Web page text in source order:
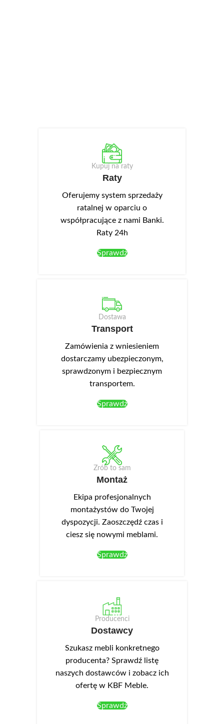
Kupuj na raty
Raty
Oferujemy system sprzedaży
ratalnej w oparciu o
współpracujące z nami Banki.
Raty 24h
Sprawdź
Dostawa
Transport
Zamówienia z wniesieniem
dostarczamy ubezpieczonym,
sprawdzonym i bezpiecznym
transportem.
Sprawdź
Zrób to sam
Montaż
Ekipa profesjonalnych
montażystów do Twojej
dyspozycji. Zaoszczędź czas i
ciesz się nowymi meblami.
Sprawdź
Producenci
Dostawcy
Szukasz mebli konkretnego
producenta? Sprawdź listę
naszych dostawców i zobacz ich
ofertę w KBF Meble.
Sprawdź